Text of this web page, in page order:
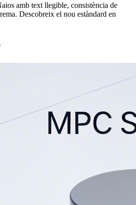
amb text llegible, consistència de
Descobreix el nou estàndard en